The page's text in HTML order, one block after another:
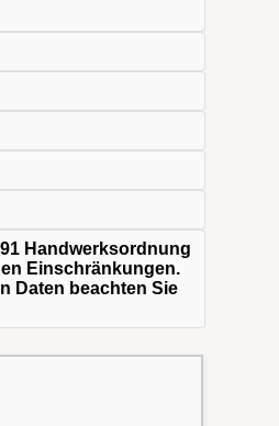
Handwerksordnung
Einschränkungen.
Daten beachten Sie